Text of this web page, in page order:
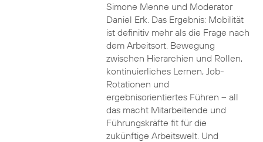
Simone Menne und Moderator
Daniel Erk. Das Ergebnis: Mobilität
ist definitiv mehr als die Frage nach
dem Arbeitsort. Bewegung
zwischen Hierarchien und Rollen,
kontinuierliches Lernen, Job-
Rotationen und
ergebnisorientiertes Führen – all
das macht Mitarbeitende und
Führungskräfte fit für die
zukünftige Arbeitswelt. Und